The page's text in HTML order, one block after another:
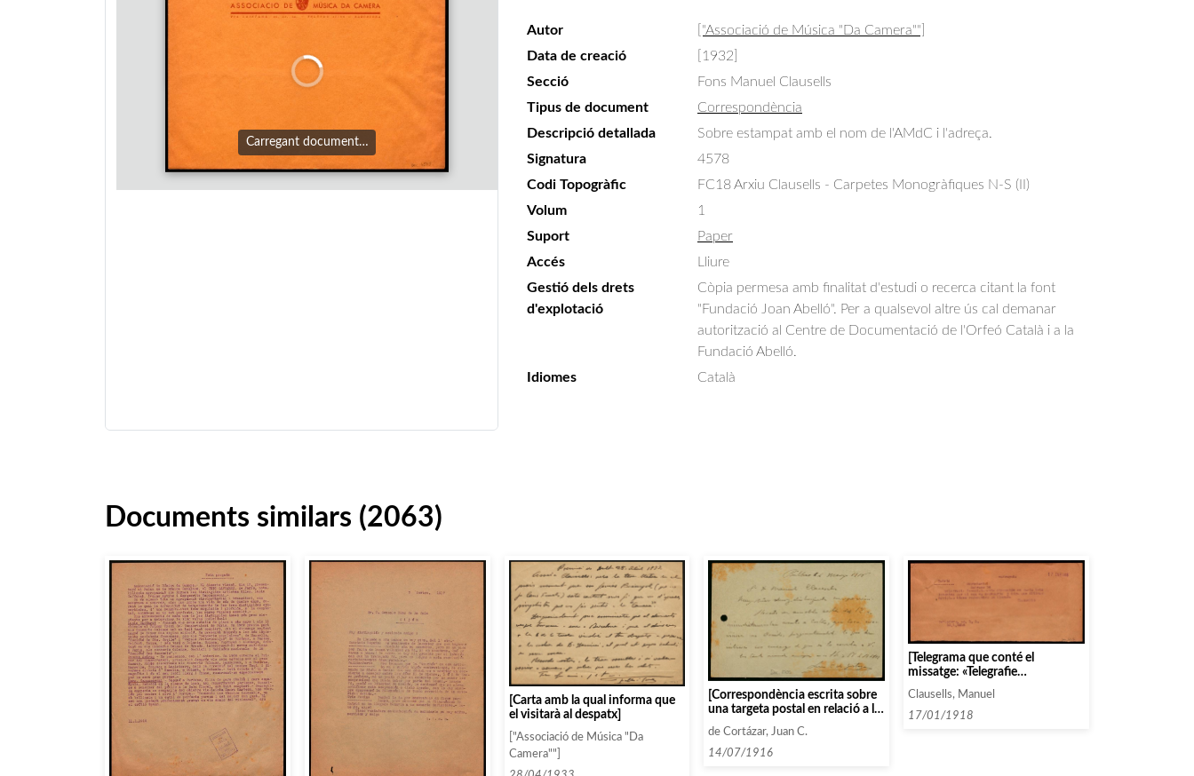
Carregant document…
Autor
["Associació de Música "Da Camera""]
Data de creació
[1932]
Secció
Fons Manuel Clausells
Tipus de document
Correspondència
Descripció detallada
Sobre estampat amb el nom de l'AMdC i l'adreça.
Signatura
4578
Codi Topogràfic
FC18 Arxiu Clausells - Carpetes Monogràfiques N-S (II)
Volum
1
Suport
Paper
Accés
Lliure
Gestió dels drets
d'explotació
Còpia permesa amb finalitat d'estudi o recerca citant la font
"Fundació Joan Abelló". Per a qualsevol altre ús cal demanar
autorització al Centre de Documentació de l'Orfeó Català i a la
Fundació Abelló.
Idiomes
Català
Documents similars (2063)
[Carta amb la qual informa que
el visitarà al despatx]
["Associació de Música "Da
Camera""]
[Correspondència escrita sobre
una targeta postal en relació a la
contractats]
de Cortázar, Juan C.
14/07/1916
[Telegrama que conté el
missatge: «Telegrafie
Paris trio femenino por si nos es
necesaria y diga qu últimas
Clausells, Manuel
17/01/1918